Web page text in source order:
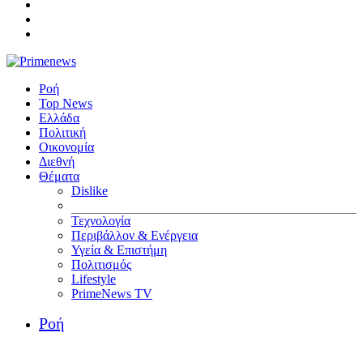
Ροή
Top News
Ελλάδα
Πολιτική
Οικονομία
Διεθνή
Θέματα
Dislike
Τεχνολογία
Περιβάλλον & Ενέργεια
Υγεία & Επιστήμη
Πολιτισμός
Lifestyle
PrimeNews TV
Ροή